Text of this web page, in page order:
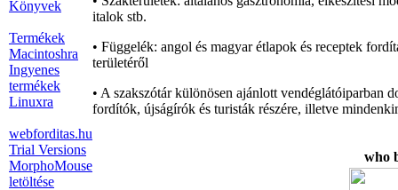
Könyvek
Termékek
Macintoshra
Ingyenes
termékek
Linuxra
webforditas.hu
Trial Versions
MorphoMouse
letöltése
italok stb.
• Függelék: angol és magyar étlapok és receptek
területéről
• A szakszótár különösen ajánlott vendéglátóiparban
fordítók, újságírók és turisták részére, illetve
who